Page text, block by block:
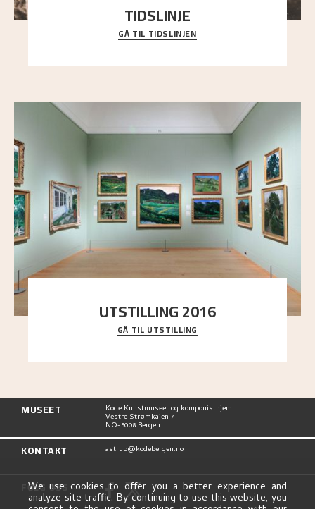
TIDSLINJE
Bli kjent med Nikolai Astrups liv, kunstnerskap og
ettermæle i en interaktiv presentasjon.
GÅ TIL TIDSLINJEN
UTSTILLING 2016
En komplett oversikt over Nikolai Astrups
utstillinger, fra debuten i 1900 og frem til i dag.
GÅ TIL UTSTILLING
MUSEET Kode Kunstmuseer og komponisthjem
Vestre Strømkaien 7
NO-5008 Bergen
KONTAKT astrup@kodebergen.no
FØLG OSS
We use cookies to offer you a better experience and
analyze site traffic. By continuing to use this website, you